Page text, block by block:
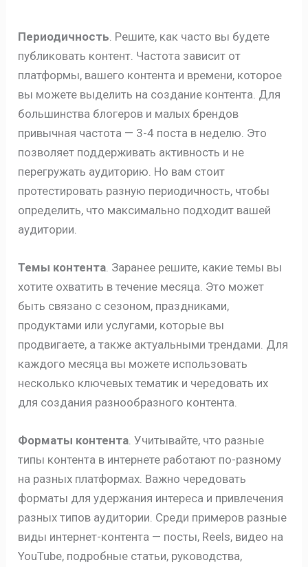
Периодичность . Решите, как часто вы будете
публиковать контент. Частота зависит от
платформы, вашего контента и времени, которое
вы можете выделить на создание контента. Для
большинства блогеров и малых брендов
привычная частота — 3-4 поста в неделю. Это
позволяет поддерживать активность и не
перегружать аудиторию. Но вам стоит
протестировать разную периодичность, чтобы
определить, что максимально подходит вашей
аудитории.
Темы контента . Заранее решите, какие темы вы
хотите охватить в течение месяца. Это может
быть связано с сезоном, праздниками,
продуктами или услугами, которые вы
продвигаете, а также актуальными трендами. Для
каждого месяца вы можете использовать
несколько ключевых тематик и чередовать их
для создания разнообразного контента.
Форматы контента . Учитывайте, что разные
типы контента в интернете работают по-разному
на разных платформах. Важно чередовать
форматы для удержания интереса и привлечения
разных типов аудитории. Среди примеров разные
виды интернет-контента — посты, Reels, видео на
YouTube, подробные статьи, руководства,